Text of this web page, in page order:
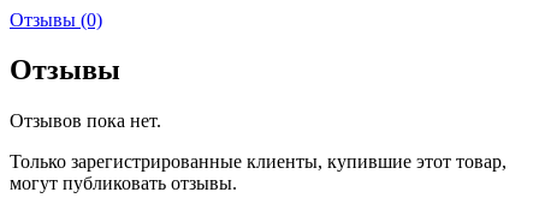
Отзывы (0)
Отзывы
Отзывов пока нет.
Только зарегистрированные клиенты, купившие этот товар,
могут публиковать отзывы.